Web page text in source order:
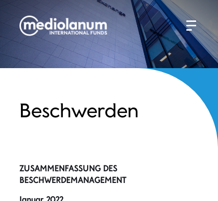
Beschwerden
ZUSAMMENFASSUNG DES
BESCHWERDEMANAGEMENT